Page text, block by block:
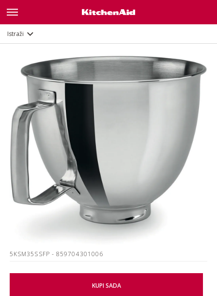
Istraži
5KSM35SSFP - 859704301006
KUPI SADA